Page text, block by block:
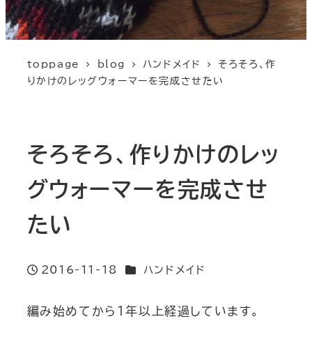
toppage blog ハンドメイド
そろそろ、作
りかけのレッグウォーマーを完成させたい
そろそろ、作りかけのレッ
グウォーマーを完成させ
たい
投稿日
2016-11-18 カテゴリー
ハンドメイド
編み始めてから１年以上経過しています。